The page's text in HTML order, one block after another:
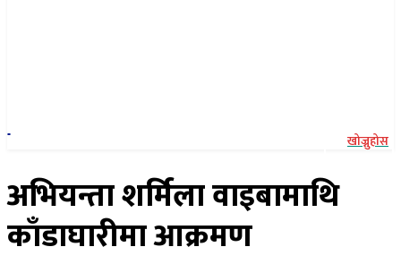
खोज्नुहोस
अभियन्ता शर्मिला वाइबामाथि
काँडाघारीमा आक्रमण